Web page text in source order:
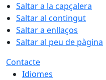
Saltar a la capçalera
Saltar al contingut
Saltar a enllaços
Saltar al peu de pàgina
Contacte
Idiomes